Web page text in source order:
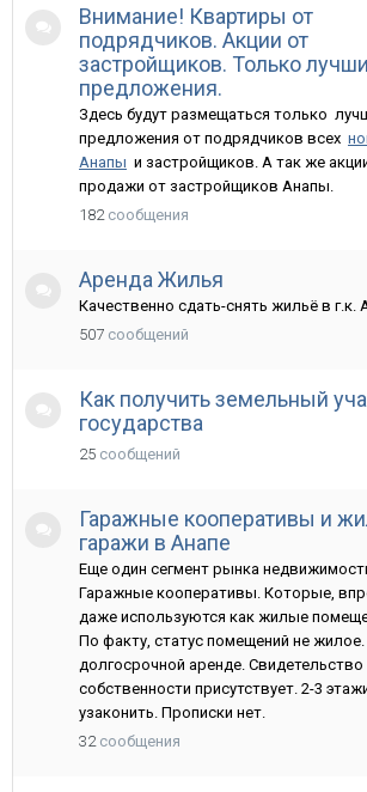
Внимание! Квартиры от
подрядчиков. Акции от
застройщиков. Только
предложения.
Здесь будут размещаться только
предложения от подрядчиков всех
Анапы и застройщиков. А так же
продажи от застройщиков Анапы.
182 сообщения
Аренда Жилья
Качественно сдать-снять жильё в г.к.
507 сообщений
Как получить земельный
государства
25 сообщений
Гаражные кооперативы и
гаражи в Анапе
Еще один сегмент рынка
Гаражные кооперативы. Которые,
даже используются как жилые
По факту, статус помещений не
долгосрочной аренде. Свидетельство
собственности присутствует. 2-3
узаконить. Прописки нет.
32 сообщения